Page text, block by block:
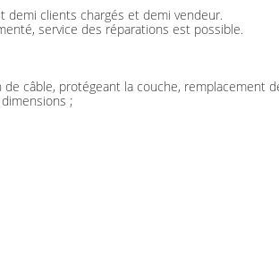
clients chargés et demi vendeur.
service des réparations est possible.
câble, protégeant la couche, remplacement
;